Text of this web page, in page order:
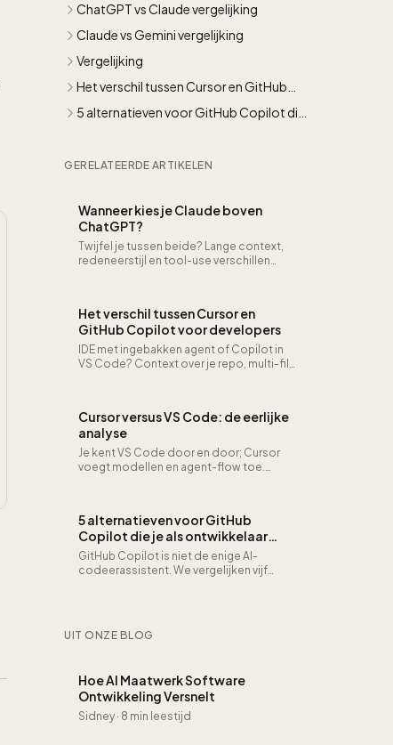
ChatGPT vs Claude vergelijking
Claude vs Gemini vergelijking
Vergelijking
Het verschil tussen Cursor en GitHub
Copilot voor developers
5 alternatieven voor GitHub Copilot die
GERELATEERDE ARTIKELEN
Wanneer kies je Claude boven
ChatGPT?
Twijfel je tussen beide? Lange context,
redeneerstijl en tool-use verschillen
Het verschil tussen Cursor en
GitHub Copilot voor developers
IDE met ingebakken agent of Copilot in
VS Code? Context over je repo, multi-file
Cursor versus VS Code: de eerlijke
analyse
Je kent VS Code door en door; Cursor
voegt modellen en agent-flow toe.
5 alternatieven voor GitHub
Copilot die je als ontwikkelaar
moet kennen
GitHub Copilot is niet de enige AI-
codeerassistent. We vergelijken vijf
UIT ONZE BLOG
Hoe AI Maatwerk Software
Ontwikkeling Versnelt
Sidney · 8 min leestijd